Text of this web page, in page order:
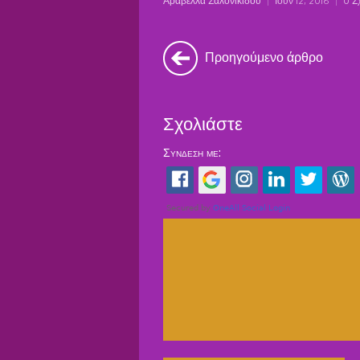
Προηγούμενο άρθρο
Σχολιάστε
Σύνδεση με: